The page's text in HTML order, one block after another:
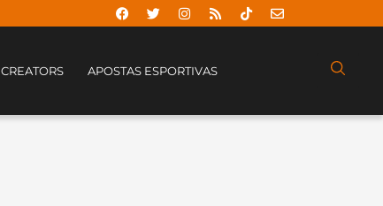
CREATORS APOSTAS ESPORTIVAS